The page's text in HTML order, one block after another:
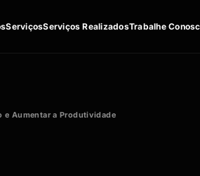
ServiçosServiços RealizadosTrabalhe
e Aumentar a Produtividade